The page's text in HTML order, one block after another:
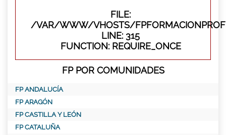
FILE:
/VAR/WWW/VHOSTS/
LINE: 315
FUNCTION: REQUIRE_ONCE
FP POR COMUNIDADES
FP ANDALUCÍA
FP ARAGÓN
FP CASTILLA Y LEÓN
FP CATALUÑA